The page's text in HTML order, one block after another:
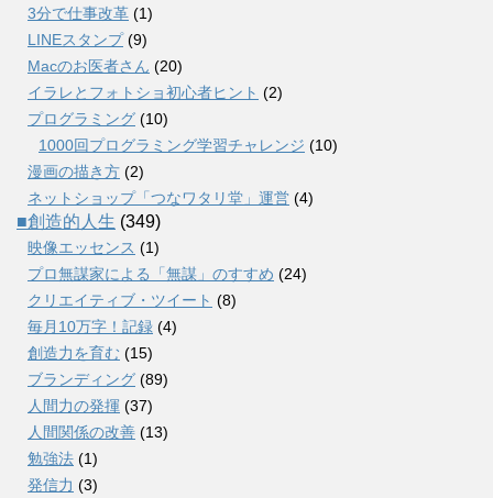
3分で仕事改革 (1)
LINEスタンプ(9)
Macのお医者さん (20)
イラレとフォトショ初心者ヒント (2)
プログラミング (10)
1000回プログラミング学習チャレンジ (10)
漫画の描き方 (2)
ネットショップ「つなワタリ堂」運営 (4)
■創造的人生 (349)
映像エッセンス (1)
プロ無謀家による「無謀」のすすめ (24)
クリエイティブ・ツイート (8)
毎月10万字！記録 (4)
創造力を育む (15)
ブランディング (89)
人間力の発揮 (37)
人間関係の改善 (13)
勉強法 (1)
発信力 (3)